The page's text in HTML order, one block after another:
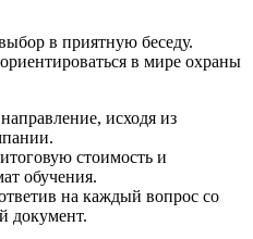
в приятную беседу.
в мире охраны
направление, исходя из
итоговую стоимость и
обучения.
на каждый вопрос со
документ.